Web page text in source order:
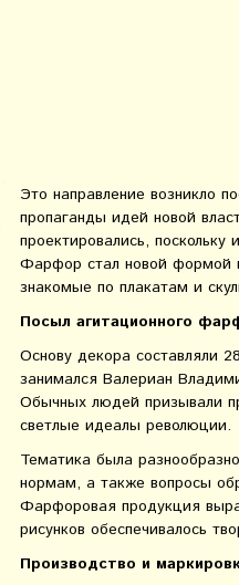
Это направление возникло
пропаганды идей новой
проектировались,
Фарфор стал новой формой
знакомые по плакатам и
Посыл агитационного
Основу декора составляли
занимался Валериан
Обычных людей призывали
светлые идеалы революции.
Тематика была
нормам, а также вопросы
Фарфоровая продукция
рисунков обеспечивалось
Производство и